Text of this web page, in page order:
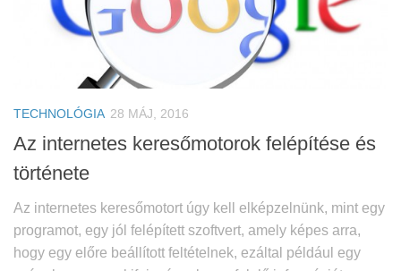
TECHNOLÓGIA 28 MÁJ, 2016
Az internetes keresőmotorok felépítése és
története
Az internetes keresőmotort úgy kell elképzelnünk, mint egy
programot, egy jól felépített szoftvert, amely képes arra,
hogy egy előre beállított feltételnek, ezáltal például egy